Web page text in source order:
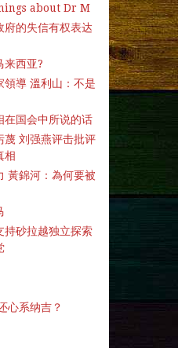
about Dr M
府的失信有权表达
来西亚?
領導 溫利山：不是
在国会中所说的话
蔑 刘强燕评击批评
相
黃錦河：為何要被
持砂拉越独立探索
心系纳吉？